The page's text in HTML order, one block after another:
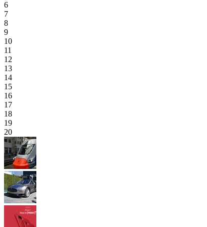
6
7
8
9
10
11
12
13
14
15
16
17
18
19
20